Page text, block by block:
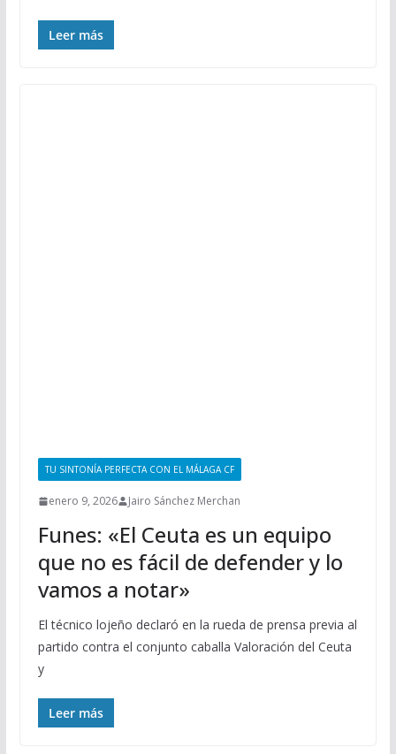
Leer más
TU SINTONÍA PERFECTA CON EL MÁLAGA CF
enero 9, 2026 Jairo Sánchez Merchan
Funes: «El Ceuta es un equipo
que no es fácil de defender y lo
vamos a notar»
El técnico lojeño declaró en la rueda de prensa previa al
partido contra el conjunto caballa Valoración del Ceuta
y
Leer más